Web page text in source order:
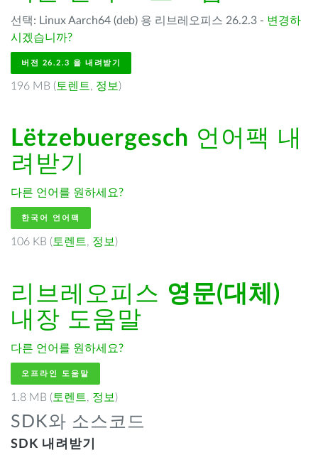
선택: Linux Aarch64 (deb) 용 리브레오피스 26.2.3 - 변경하
시겠습니까?
버전 26.2.3 을 내려받기
196 MB ( 토렌트, 정보 )
Lëtzebuergesch 언어팩 내
려받기
다른 언어를 원하세요?
한국어 언어팩
106 KB ( 토렌트, 정보 )
리브레오피스 영문(대체)
내장 도움말
다른 언어를 원하세요?
오프라인 도움말
1.8 MB ( 토렌트, 정보 )
SDK와 소스코드
SDK 내려받기